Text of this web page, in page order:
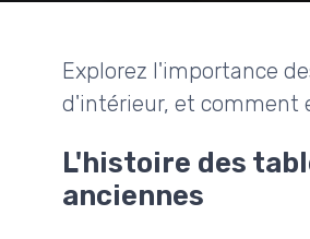
Explorez l'importance
d'intérieur, et comment
L'histoire des
anciennes